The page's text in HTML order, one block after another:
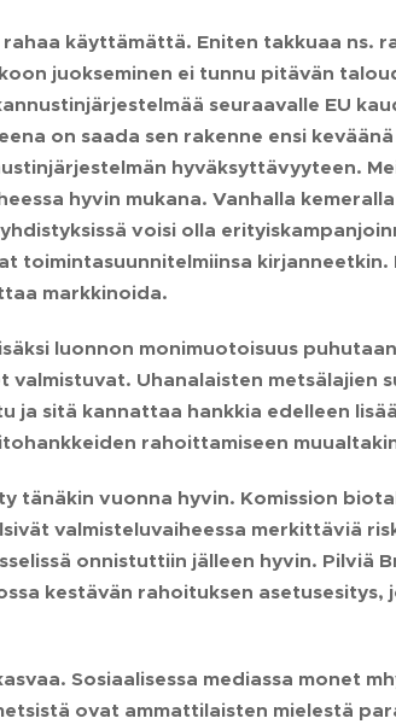
rahaa käyttämättä. Eniten takkuaa ns.
juokseminen ei tunnu pitävän
seuraavalle EU
on saada sen rakenne ensi
hyväksyttävyyteen.
hyvin mukana. Vanhalla
voisi olla
toimintasuunnitelmiinsa
markkinoida.
luonnon monimuotoisuus
valmistuvat. Uhanalaisten metsälajien
ja sitä kannattaa hankkia edelleen
rahoittamiseen
tänäkin vuonna hyvin. Komission
valmisteluvaiheessa merkittäviä
onnistuttiin jälleen hyvin. Pilviä
kestävän rahoituksen asetusesitys,
Sosiaalisessa mediassa monet
ovat ammattilaisten mielestä